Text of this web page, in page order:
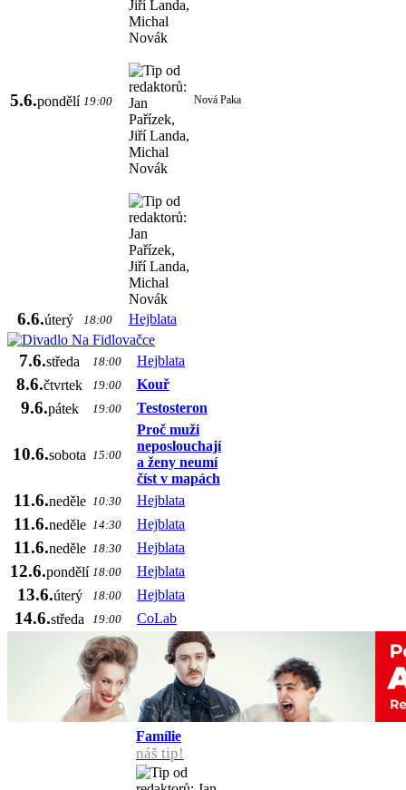
5.6.pondělí 19:00 Nová Paka
6.6.úterý 18:00 Hejblata
7.6.středa 18:00 Hejblata
8.6.čtvrtek 19:00 Kouř
9.6.pátek 19:00 Testosteron
10.6.sobota 15:00
Proč muži
neposlouchají
a ženy neumí
číst v mapách
11.6.neděle 10:30 Hejblata
11.6.neděle 14:30 Hejblata
11.6.neděle 18:30 Hejblata
12.6.pondělí 18:00 Hejblata
13.6.úterý 18:00 Hejblata
14.6.středa 19:00 CoLab
Famílie
náš tip!